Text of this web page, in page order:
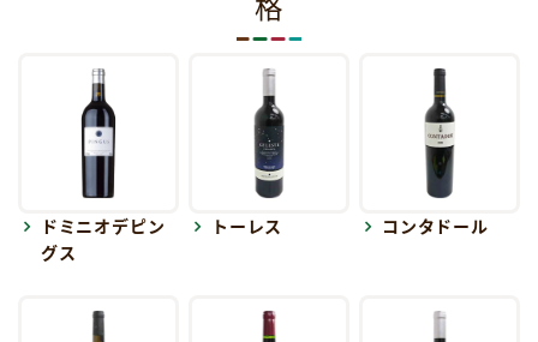
ドミニオデピン
グス
トーレス コンタドール